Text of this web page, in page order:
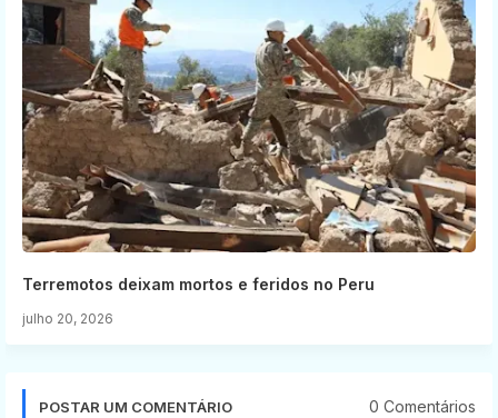
Terremotos deixam mortos e feridos no Peru
julho 20, 2026
POSTAR UM COMENTÁRIO 0 Comentários